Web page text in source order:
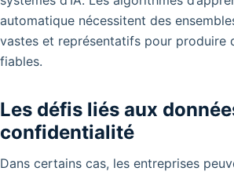
automatique nécessitent des
vastes et représentatifs pour produire
fiables.
Les défis liés aux
confidentialité
Dans certains cas, les entreprises